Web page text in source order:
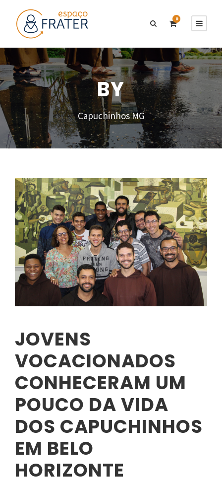
0
BY
Capuchinhos MG
JOVENS
VOCACIONADOS
CONHECERAM UM
POUCO DA VIDA
DOS CAPUCHINHOS
EM BELO
HORIZONTE